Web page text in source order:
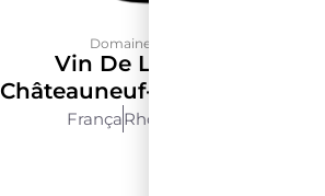
Domaine de La Solitude
Vin De La Solitude –
Châteauneuf-Du-Pape Rouge
FrançaRhône